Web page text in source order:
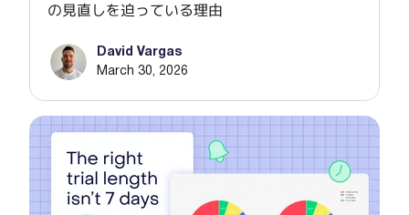
の見直しを迫っている理由
David Vargas
March 30, 2026